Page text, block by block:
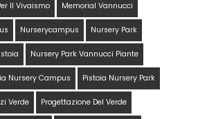
Il Vivaismo Memorial Vannucci
Nurserycampus Nursery Park
Nursery Park Vannucci Piante
Nursery Campus Pistoia Nursery Park
Verde Progettazione Del Verde